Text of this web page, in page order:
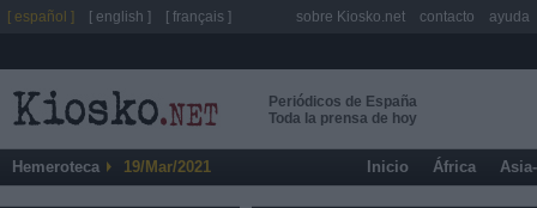
Periódicos de España
Toda la prensa de hoy
Hemeroteca 19/Mar/2021 Inicio África
[ español ] [ english ] [ français ] sobre Kiosko.net contacto ayuda